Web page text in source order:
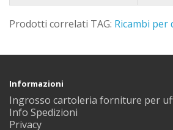
Prodotti correlati TAG: Ricambi per
Informazioni
Ingrosso cartoleria forniture per
Info Spedizioni
Privacy